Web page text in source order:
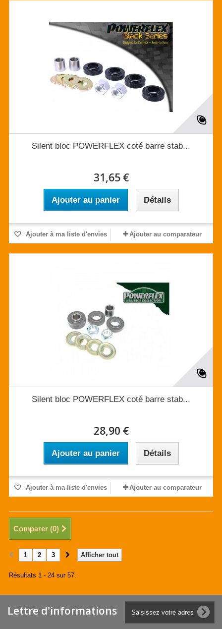
Silent bloc POWERFLEX coté barre stab...
31,65 €
Ajouter au panier Détails
Ajouter à ma liste d'envies Ajouter au comparateur
Silent bloc POWERFLEX coté barre stab...
28,90 €
Ajouter au panier Détails
Ajouter à ma liste d'envies Ajouter au comparateur
Comparer (0)
Afficher tout
1 2 3
Résultats 1 - 24 sur 57.
Lettre d'informations